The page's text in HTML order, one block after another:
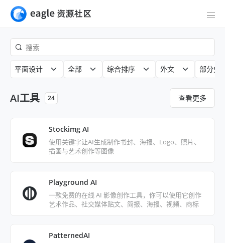
平面设计 全部 综合排序 外文 部分免
AI工具 24 查看更多
Stockimg AI
使用关键字让AI生成制作书封、海报、Logo、照片、
插画与艺术创作等图像
Playground AI
一款免费的在线 AI 影像创作工具，你可以使用它创作
艺术作品、社交媒体贴文、简报、海报、视频、商标
PatternedAI